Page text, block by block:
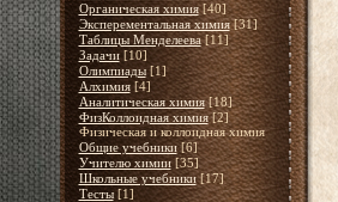
Органическая химия [40]
Эксперементальная химия [31]
Таблицы Менделеева [11]
Задачи [10]
Олимпиады [1]
Алхимия [4]
Аналитическая химия [18]
ФизКоллоидная химия [2]
Физическая и коллоидная химия
Общие учебники [6]
Учителю химии [35]
Школьные учебники [17]
Тесты [1]